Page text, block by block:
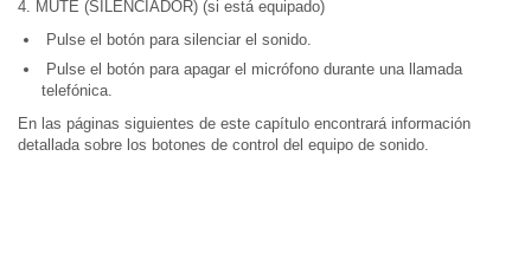
4. MUTE (SILENCIADOR) (si está equipado)
Pulse el botón para silenciar el sonido.
Pulse el botón para apagar el micrófono durante una llamada
telefónica.
En las páginas siguientes de este capítulo encontrará información
detallada sobre los botones de control del equipo de sonido.